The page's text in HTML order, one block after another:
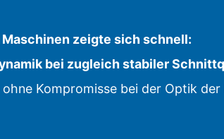
zeigte sich schnell:
bei zugleich stabiler
ohne Kompromisse bei der Optik